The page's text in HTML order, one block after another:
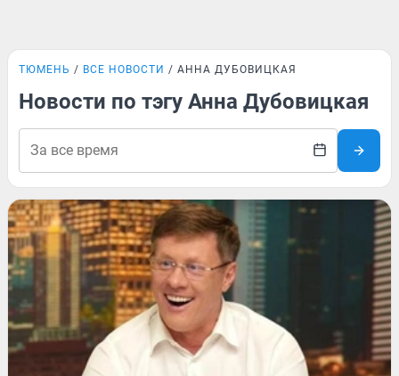
ТЮМЕНЬ ВСЕ НОВОСТИ АННА ДУБОВИЦКАЯ
Новости по тэгу Анна Дубовицкая